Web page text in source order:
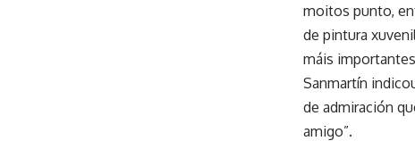
moitos punto,
de pintura
máis
Sanmartín
de admiración
amigo”.